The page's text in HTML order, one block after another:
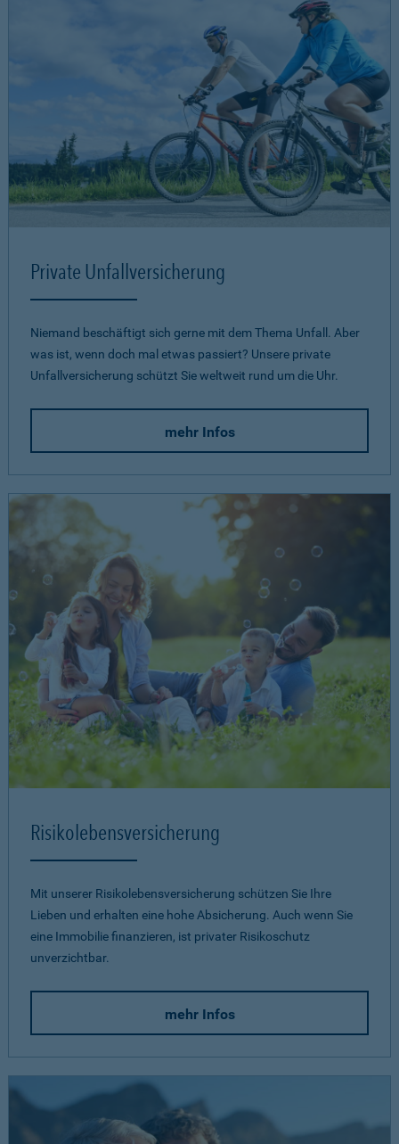
Private Unfallversicherung
Niemand beschäftigt sich gerne mit dem Thema Unfall. Aber
was ist, wenn doch mal etwas passiert? Unsere private
Unfallversicherung schützt Sie weltweit rund um die Uhr.
mehr Infos
Risikolebensversicherung
Mit unserer Risikolebensversicherung schützen Sie Ihre
Lieben und erhalten eine hohe Absicherung. Auch wenn Sie
eine Immobilie finanzieren, ist privater Risikoschutz
unverzichtbar.
mehr Infos